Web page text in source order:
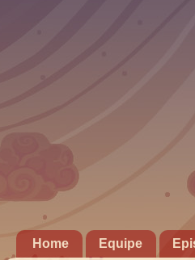
Home Equipe